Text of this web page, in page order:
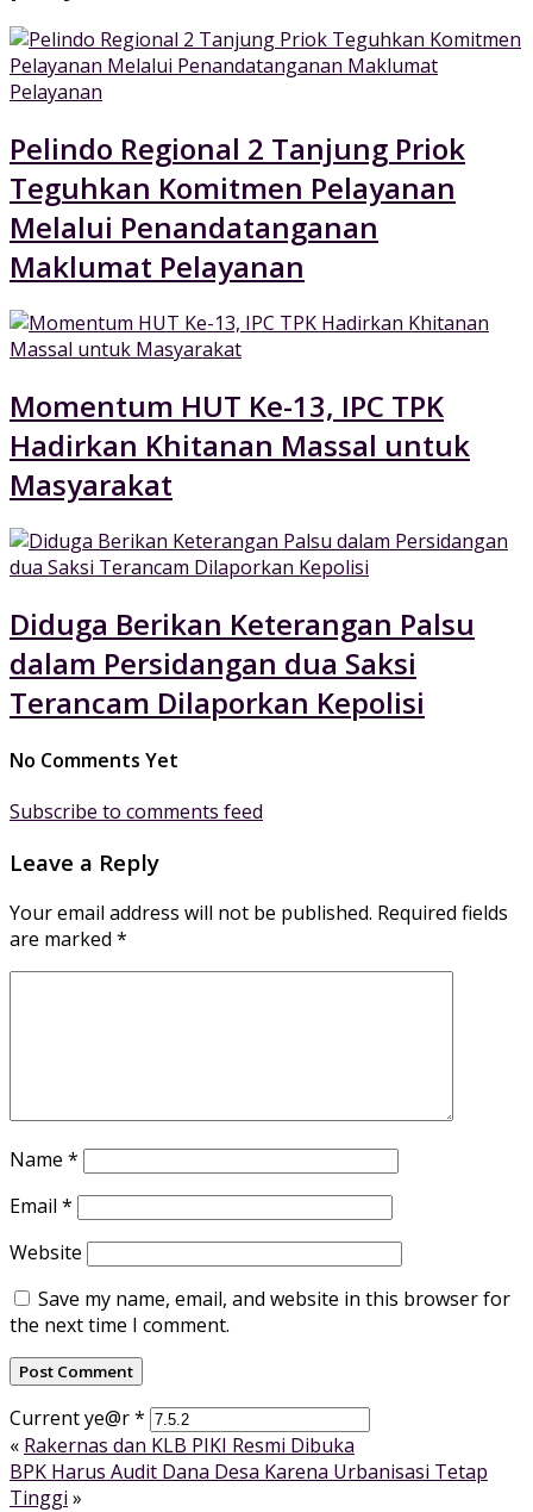
Pelindo Regional 2 Tanjung Priok
Teguhkan Komitmen Pelayanan
Melalui Penandatanganan
Maklumat Pelayanan
Momentum HUT Ke-13, IPC TPK
Hadirkan Khitanan Massal untuk
Masyarakat
Diduga Berikan Keterangan Palsu
dalam Persidangan dua Saksi
Terancam Dilaporkan Kepolisi
No Comments Yet
Subscribe to comments feed
Leave a Reply
Your email address will not be published. Required fields
are marked *
Name *
Email *
Website
Save my name, email, and website in this browser for
the next time I comment.
Current ye@r*
« Rakernas dan KLB PIKI Resmi Dibuka
BPK Harus Audit Dana Desa Karena Urbanisasi Tetap
Tinggi »